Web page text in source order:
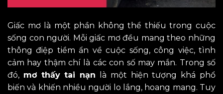
Giấc mơ là một phần không thể thiếu trong cuộc
sống con người. Mỗi giấc mơ đều mang theo những
thông điệp tiềm ẩn về cuộc sống, công việc, tình
cảm hay thậm chí là các con số may mắn. Trong số
đó, mơ thấy tai nạn là một hiện tượng khá phổ
biến và khiến nhiều người lo lắng, hoang mang. Tuy